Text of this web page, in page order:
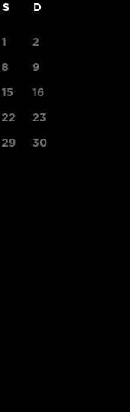
S D
1 2
8 9
15 16
22 23
29 30